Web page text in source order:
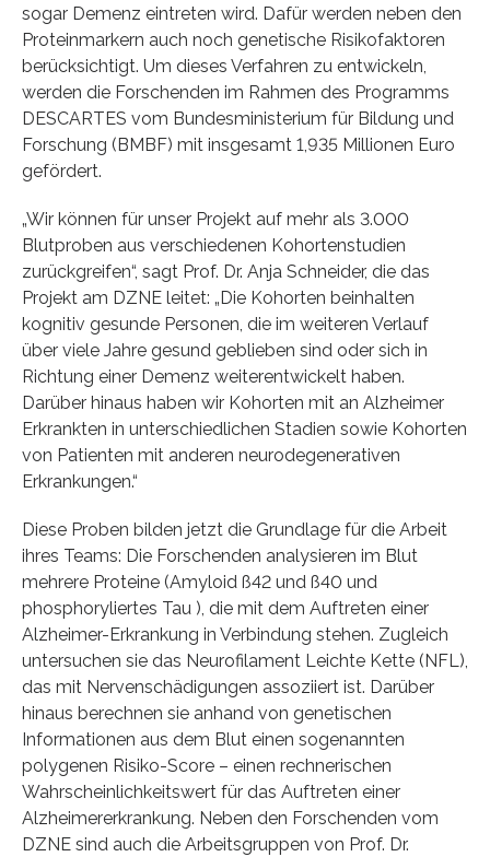
sogar Demenz eintreten wird. Dafür werden neben den
Proteinmarkern auch noch genetische Risikofaktoren
berücksichtigt. Um dieses Verfahren zu entwickeln,
werden die Forschenden im Rahmen des Programms
DESCARTES vom Bundesministerium für Bildung und
Forschung (BMBF) mit insgesamt 1,935 Millionen Euro
gefördert.
„Wir können für unser Projekt auf mehr als 3.000
Blutproben aus verschiedenen Kohortenstudien
zurückgreifen“, sagt Prof. Dr. Anja Schneider, die das
Projekt am DZNE leitet: „Die Kohorten beinhalten
kognitiv gesunde Personen, die im weiteren Verlauf
über viele Jahre gesund geblieben sind oder sich in
Richtung einer Demenz weiterentwickelt haben.
Darüber hinaus haben wir Kohorten mit an Alzheimer
Erkrankten in unterschiedlichen Stadien sowie Kohorten
von Patienten mit anderen neurodegenerativen
Erkrankungen.“
Diese Proben bilden jetzt die Grundlage für die Arbeit
ihres Teams: Die Forschenden analysieren im Blut
mehrere Proteine (Amyloid ß42 und ß40 und
phosphoryliertes Tau ), die mit dem Auftreten einer
Alzheimer-Erkrankung in Verbindung stehen. Zugleich
untersuchen sie das Neurofilament Leichte Kette (NFL),
das mit Nervenschädigungen assoziiert ist. Darüber
hinaus berechnen sie anhand von genetischen
Informationen aus dem Blut einen sogenannten
polygenen Risiko-Score – einen rechnerischen
Wahrscheinlichkeitswert für das Auftreten einer
Alzheimererkrankung. Neben den Forschenden vom
DZNE sind auch die Arbeitsgruppen von Prof. Dr.